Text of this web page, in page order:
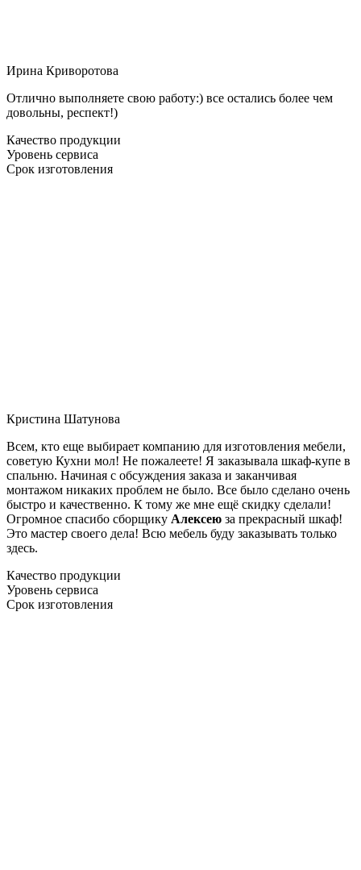
Ирина Криворотова
Отлично выполняете свою работу:) все остались более чем
довольны, респект!)
Качество продукции
Уровень сервиса
Срок изготовления
Кристина Шатунова
Всем, кто еще выбирает компанию для изготовления мебели,
советую Кухни мол! Не пожалеете! Я заказывала шкаф-купе в
спальню. Начиная с обсуждения заказа и заканчивая
монтажом никаких проблем не было. Все было сделано очень
быстро и качественно. К тому же мне ещё скидку сделали!
Огромное спасибо сборщику Алексею за прекрасный шкаф!
Это мастер своего дела! Всю мебель буду заказывать только
здесь.
Качество продукции
Уровень сервиса
Срок изготовления